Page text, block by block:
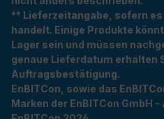
** Lieferzeitangabe, sofern
handelt. Einige Produkte
Lager sein und müssen
genaue Lieferdatum erhalten
Auftragsbestätigung.
EnBITCon, sowie das
Marken der EnBITCon GmbH